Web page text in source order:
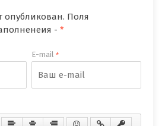
опубликован. Поля
- *
E-mail*